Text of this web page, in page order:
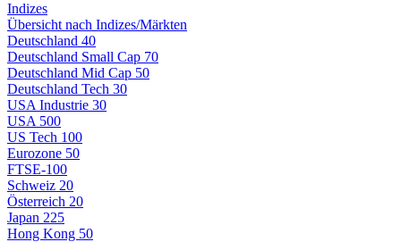
Indizes
Übersicht nach Indizes/Märkten
Deutschland 40
Deutschland Small Cap 70
Deutschland Mid Cap 50
Deutschland Tech 30
USA Industrie 30
USA 500
US Tech 100
Eurozone 50
FTSE-100
Schweiz 20
Österreich 20
Japan 225
Hong Kong 50